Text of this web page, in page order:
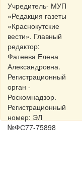
Учредитель- МУП
«Редакция газеты
«Краснокутские
вести». Главный
редактор:
Фатеева Елена
Александровна.
Регистрационный
орган -
Роскомнадзор.
Регистрационный
номер: ЭЛ
№ФС77-75898